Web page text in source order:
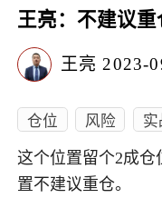
王亮：不建议重
王亮 2023-
仓位 风险
这个位置留个2成
置不建议重仓。